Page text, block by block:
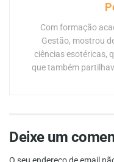
Com formação
Gestão, mostrou
ciências esotéricas,
que também
Deixe um